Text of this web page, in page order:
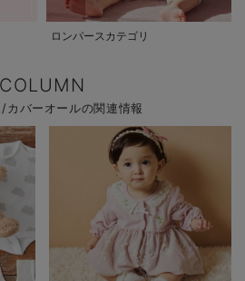
ロンパースカテゴリ
COLUMN
カバーオールの関連情報